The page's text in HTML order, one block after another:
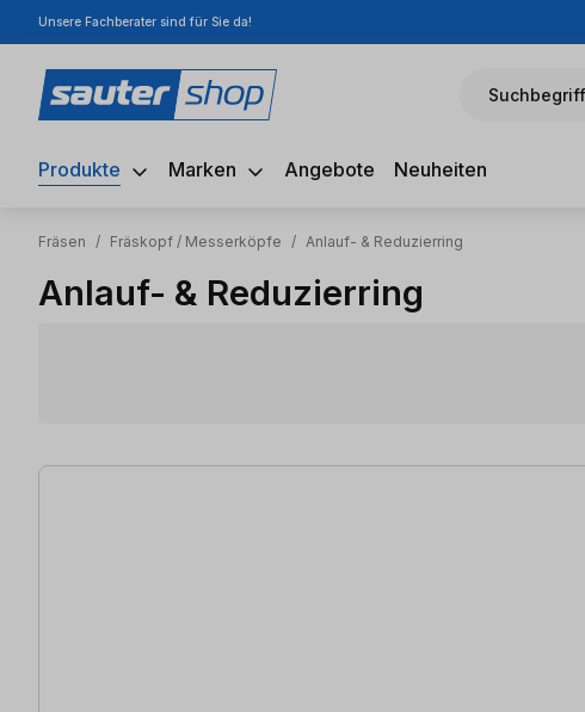
Hauptinhalt springen
Zur Suche springen
Zur Hauptnavigation springen
Unsere Fachberater sind für Sie da!
Suchbegriff
Produkte Marken Angebote Neuheiten
Fräsen / Fräskopf / Messerköpfe / Anlauf- & Reduzierring
Anlauf- & Reduzierring
9 Artikel gefunden